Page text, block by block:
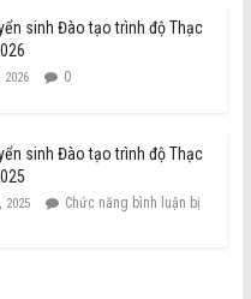
sinh Đào tạo trình độ Thạc
0
sinh Đào tạo trình độ Thạc
2025
Chức năng bình luận bị